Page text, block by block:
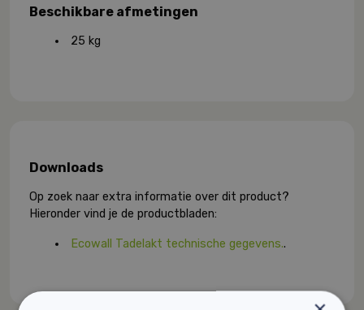
Beschikbare afmetingen
25 kg
Downloads
Op zoek naar extra informatie over dit product?
Hieronder vind je de productbladen:
Ecowall Tadelakt technische gegevens..